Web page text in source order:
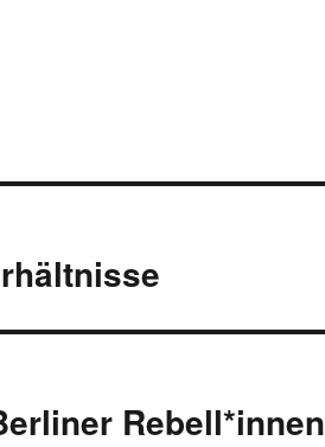
Rebell*innen